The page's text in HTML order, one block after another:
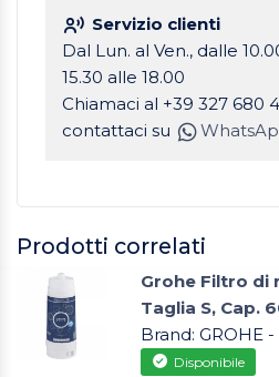
Servizio clienti
Dal Lun. al Ven., dalle
15.30 alle 18.00
Chiamaci al +39 327 680
contattaci su
Prodotti correlati
Grohe Filtro di
Taglia S, Cap.
Brand: GROHE
Disponibile